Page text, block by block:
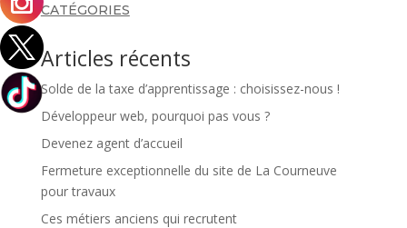
CATÉGORIES
Articles récents
Solde de la taxe d’apprentissage : choisissez-nous !
Développeur web, pourquoi pas vous ?
Devenez agent d’accueil
Fermeture exceptionnelle du site de La Courneuve
pour travaux
Ces métiers anciens qui recrutent